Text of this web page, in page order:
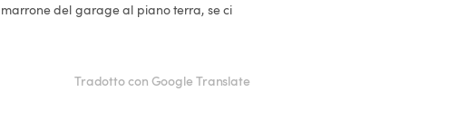
Tradotto con Google Translate